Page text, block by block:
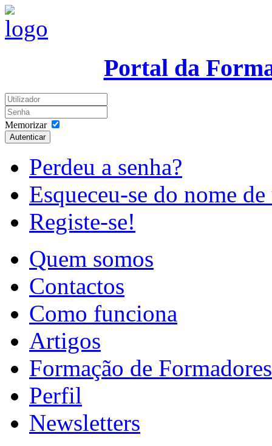
Portal da
Memorizar
Autenticar
Perdeu a senha?
Esqueceu-se do nome
Registe-se!
Quem somos
Contactos
Como funciona
Artigos
Formação de Formadores
Perfil
Newsletters